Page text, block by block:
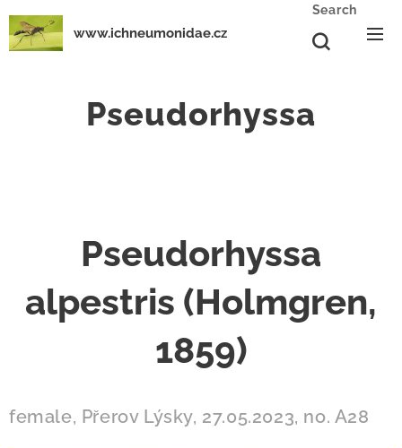
www.ichneumonidae.cz
Search
Pseudorhyssa
Pseudorhyssa
alpestris (Holmgren,
1859)
female, Přerov Lýsky, 27.05.2023, no. A28